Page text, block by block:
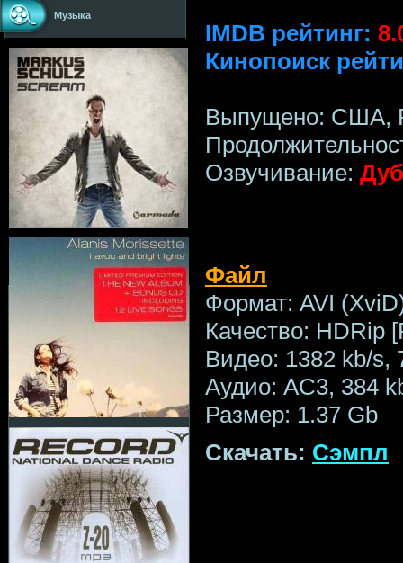
Музыка
IMDB рейтинг:
Кинопоиск
Выпущено: США,
Озвучивание:
Файл
Формат: AVI
Качество: HDRip
Видео: 1382 kb/s,
Аудио: AC3, 384
Размер: 1.37 Gb
Скачать: Сэмпл